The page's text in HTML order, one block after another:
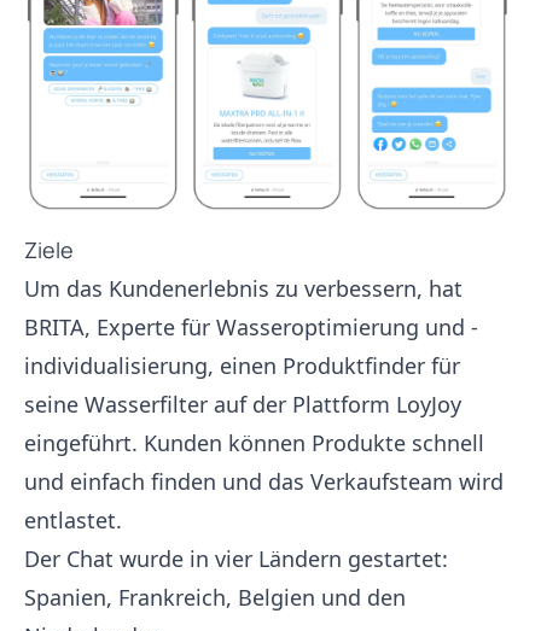
Ziele
Um das Kundenerlebnis zu verbessern, hat
BRITA, Experte für Wasseroptimierung und -
individualisierung, einen Produktfinder für
seine Wasserfilter auf der Plattform LoyJoy
eingeführt. Kunden können Produkte schnell
und einfach finden und das Verkaufsteam wird
entlastet.
Der Chat wurde in vier Ländern gestartet:
Spanien, Frankreich, Belgien und den